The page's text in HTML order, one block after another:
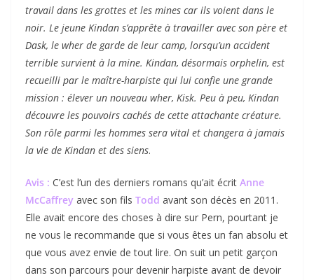
travail dans les grottes et les mines car ils voient dans le
noir. Le jeune Kindan s’apprête à travailler avec son père et
Dask, le wher de garde de leur camp, lorsqu’un accident
terrible survient à la mine. Kindan, désormais orphelin, est
recueilli par le maître-harpiste qui lui confie une grande
mission : élever un nouveau wher, Kisk. Peu à peu, Kindan
découvre les pouvoirs cachés de cette attachante créature.
Son rôle parmi les hommes sera vital et changera à jamais
la vie de Kindan et des siens.
Avis : C’est l’un des derniers romans qu’ait écrit Anne
McCaffrey avec son fils Todd avant son décès en 2011.
Elle avait encore des choses à dire sur Pern, pourtant je
ne vous le recommande que si vous êtes un fan absolu et
que vous avez envie de tout lire. On suit un petit garçon
dans son parcours pour devenir harpiste avant de devoir